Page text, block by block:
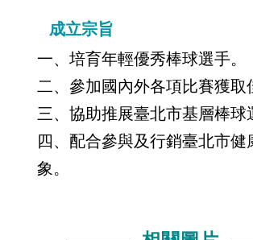
成立宗旨
一、培育年輕優秀棒球選手。
二、參加國內外各項比賽獲取
三、協助推展臺北市基層棒球
四、配合參與及行銷臺北市健
象。